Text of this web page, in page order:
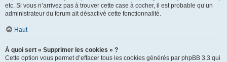
etc. Si vous n’arrivez pas à trouver cette case à cocher, il est probable qu’un
administrateur du forum ait désactivé cette fonctionnalité.
Haut
À quoi sert « Supprimer les cookies » ?
Cette option vous permet d’effacer tous les cookies générés par phpBB 3.3 qui